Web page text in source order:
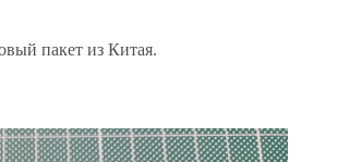
пакет из Китая.